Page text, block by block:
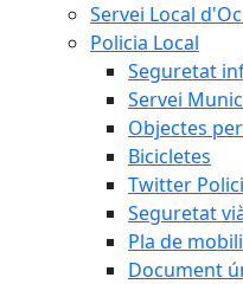
Servei Local
Policia Local
Seguretat
Servei
Objectes
Bicicletes
Twitter
Seguretat
Pla de
Document